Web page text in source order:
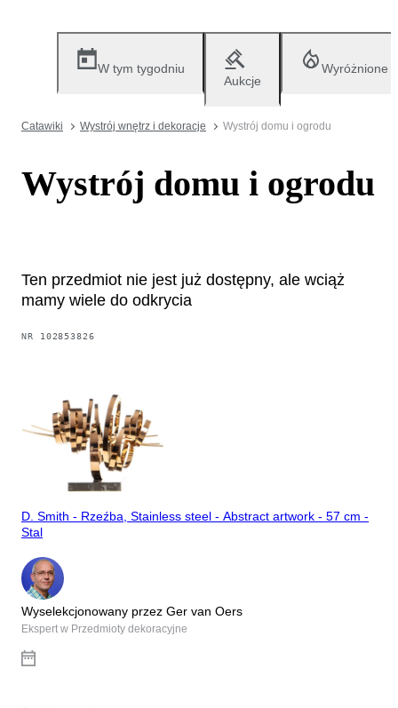
W tym tygodniu
Aukcje
Wyróżnione
Catawiki Wystrój wnętrz i dekoracje Wystrój domu i ogrodu
Wystrój domu i ogrodu
Ten przedmiot nie jest już dostępny, ale wciąż
mamy wiele do odkrycia
NR 102853826
D. Smith - Rzeźba, Stainless steel - Abstract artwork - 57 cm -
Stal
Wyselekcjonowany przez Ger van Oers
Ekspert w Przedmioty dekoracyjne